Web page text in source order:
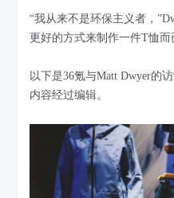
“我从来不是环保主义者，
更好的方式来制作一件T恤而
以下是36氪与Matt Dwyer的
内容经过编辑。